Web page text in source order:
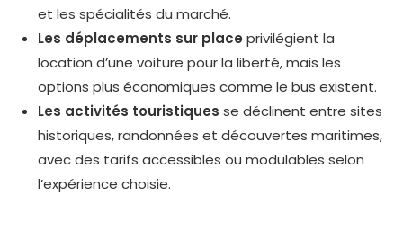
et les spécialités du marché.
Les déplacements sur place privilégient la
location d’une voiture pour la liberté, mais les
options plus économiques comme le bus existent.
Les activités touristiques se déclinent entre sites
historiques, randonnées et découvertes maritimes,
avec des tarifs accessibles ou modulables selon
l’expérience choisie.